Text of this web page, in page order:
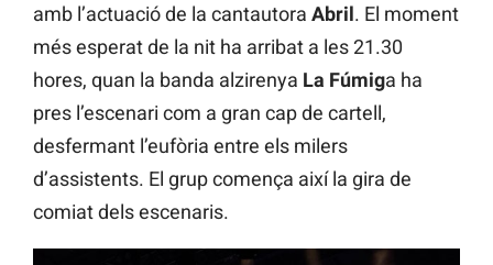
amb l’actuació de la cantautora Abril. El moment
més esperat de la nit ha arribat a les 21.30
hores, quan la banda alzirenya La Fúmiga ha
pres l’escenari com a gran cap de cartell,
desfermant l’eufòria entre els milers
d’assistents. El grup comença així la gira de
comiat dels escenaris.